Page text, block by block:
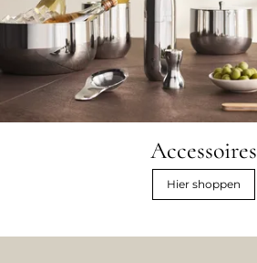
Accessoires
Hier shoppen